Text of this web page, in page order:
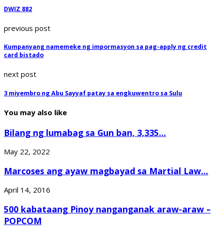
DWIZ 882
previous post
Kumpanyang namemeke ng impormasyon sa pag-apply ng credit
card bistado
next post
3 miyembro ng Abu Sayyaf patay sa engkuwentro sa Sulu
You may also like
Bilang ng lumabag sa Gun ban, 3,335...
May 22, 2022
Marcoses ang ayaw magbayad sa Martial Law...
April 14, 2016
500 kabataang Pinoy nanganganak araw-araw –
POPCOM